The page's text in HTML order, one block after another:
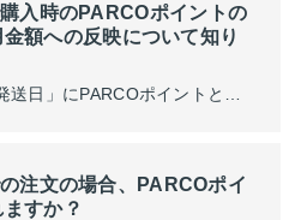
入時のPARCOポイントの
額への反映について知り
注文の場合、PARCOポイ
すか？